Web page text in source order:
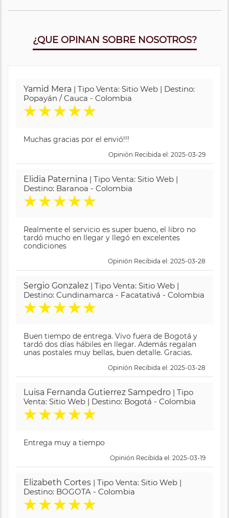
¿QUE OPINAN SOBRE NOSOTROS?
Yamid Mera | Tipo Venta: Sitio Web | Destino:
Popayán / Cauca - Colombia
★★★★★
Muchas gracias por el envió!!!
Opinión Recibida el: 2025-03-29
Elidia Paternina | Tipo Venta: Sitio Web |
Destino: Baranoa - Colombia
★★★★★
Realmente el servicio es super bueno, el libro no
tardó mucho en llegar y llegó en excelentes
condiciones
Opinión Recibida el: 2025-03-28
Sergio Gonzalez | Tipo Venta: Sitio Web |
Destino: Cundinamarca - Facatativá - Colombia
★★★★★
Buen tiempo de entrega. Vivo fuera de Bogotá y
tardó dos días hábiles en llegar. Además regalan
unas postales muy bellas, buen detalle. Gracias.
Opinión Recibida el: 2025-03-28
Luisa Fernanda Gutierrez Sampedro | Tipo
Venta: Sitio Web | Destino: Bogotá - Colombia
★★★★★
Entrega muy a tiempo
Opinión Recibida el: 2025-03-19
Elizabeth Cortes | Tipo Venta: Sitio Web |
Destino: BOGOTA - Colombia
★★★★★